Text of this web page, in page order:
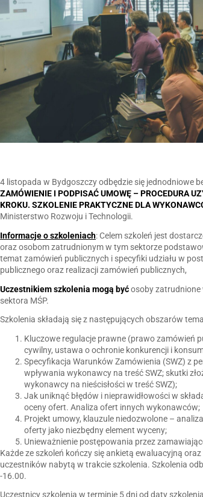
4 listopada w Bydgoszczy odbędzie się jednodniowe
ZAMÓWIENIE I PODPISAĆ UMOWĘ – PROCEDURA
KROKU. SZKOLENIE PRAKTYCZNE DLA
Ministerstwo Rozwoju i Technologii.
Informacje o szkoleniach: Celem szkoleń jest
oraz osobom zatrudnionym w tym sektorze
temat zamówień publicznych i specyfiki udziału w
publicznego oraz realizacji zamówień publicznych,
Uczestnikiem szkolenia mogą byćosoby zatrudnione
sektora MŚP.
Szkolenia składają się z następujących obszarów
Kluczowe regulacje prawne (prawo zamówień
cywilny, ustawa o ochronie konkurencji i
Specyfikacja Warunków Zamówienia (SWZ) z
wpływania wykonawcy na treść SWZ; skutki
wykonawcy na nieścisłości w treść SWZ);
Jak uniknąć błędów i nieprawidłowości w
oceny ofert. Analiza ofert innych wykonawców;
Projekt umowy, klauzule niedozwolone –
oferty jako niezbędny element wyceny;
Unieważnienie postępowania przez
Każde ze szkoleń kończy się ankietą ewaluacyjną
uczestników nabytą w trakcie szkolenia. Szkolenia
-16.00.
Uczestnicy szkolenia w terminie 5 dni od daty